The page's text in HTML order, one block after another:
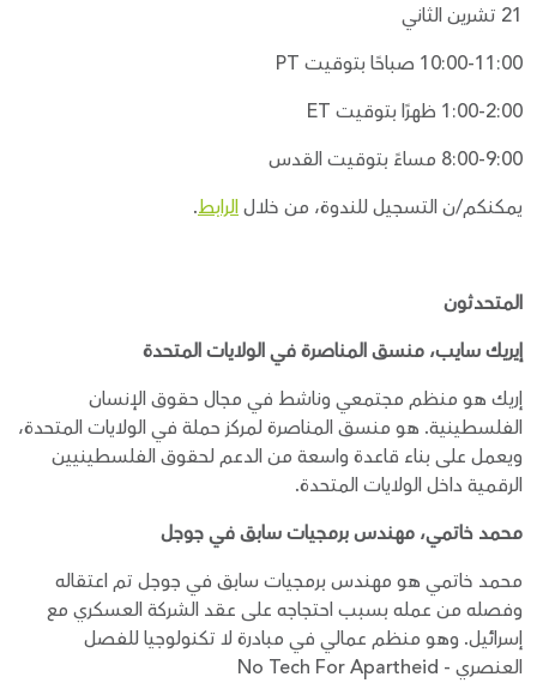
21 تشرين الثاني
10:00-11:00 صباحًا بتوقيت PT
1:00-2:00 ظهرًا بتوقيت ET
8:00-9:00 مساءً بتوقيت القدس
يمكنكم/ن التسجيل للندوة، من خلالالرابط.
المتحدثون
إيريك سايب، منسق المناصرة في الولايات المتحدة
إريك هو منظم مجتمعي وناشط في مجال حقوق الإنسان
الفلسطينية. هو منسق المناصرة لمركز حملة في الولايات المتحدة،
ويعمل على بناء قاعدة واسعة من الدعم لحقوق الفلسطينيين
الرقمية داخل الولايات المتحدة.
محمد خاتمي، مهندس برمجيات سابق في جوجل
محمد خاتمي هو مهندس برمجيات سابق في جوجل تم اعتقاله
وفصله من عمله بسبب احتجاجه على عقد الشركة العسكري مع
إسرائيل. وهو منظم عمالي في مبادرة لا تكنولوجيا للفصل
العنصري - No Tech For Apartheid